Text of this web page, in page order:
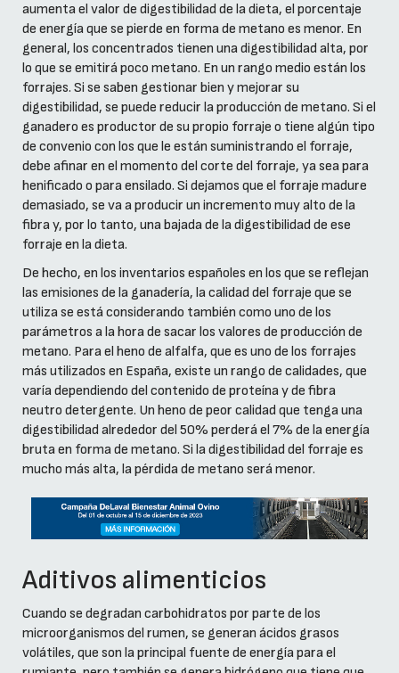
aumenta el valor de digestibilidad de la dieta, el porcentaje
de energía que se pierde en forma de metano es menor. En
general, los concentrados tienen una digestibilidad alta, por
lo que se emitirá poco metano. En un rango medio están los
forrajes. Si se saben gestionar bien y mejorar su
digestibilidad, se puede reducir la producción de metano. Si el
ganadero es productor de su propio forraje o tiene algún tipo
de convenio con los que le están suministrando el forraje,
debe afinar en el momento del corte del forraje, ya sea para
henificado o para ensilado. Si dejamos que el forraje madure
demasiado, se va a producir un incremento muy alto de la
fibra y, por lo tanto, una bajada de la digestibilidad de ese
forraje en la dieta.
De hecho, en los inventarios españoles en los que se reflejan
las emisiones de la ganadería, la calidad del forraje que se
utiliza se está considerando también como uno de los
parámetros a la hora de sacar los valores de producción de
metano. Para el heno de alfalfa, que es uno de los forrajes
más utilizados en España, existe un rango de calidades, que
varía dependiendo del contenido de proteína y de fibra
neutro detergente. Un heno de peor calidad que tenga una
digestibilidad alrededor del 50% perderá el 7% de la energía
bruta en forma de metano. Si la digestibilidad del forraje es
mucho más alta, la pérdida de metano será menor.
Aditivos alimenticios
Cuando se degradan carbohidratos por parte de los
microorganismos del rumen, se generan ácidos grasos
volátiles, que son la principal fuente de energía para el